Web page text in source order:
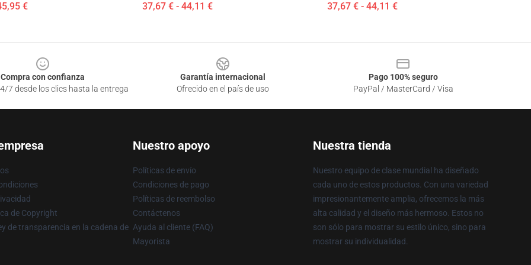
€ 37,67 € - 44,11 € 37,67 € - 44,11 €
Compra con confianza
7 desde los clics hasta la entrega
Garantía internacional
Ofrecido en el país de uso
Pago 100% seguro
PayPal / MasterCard / Visa
de Copyright
de transparencia en la cadena de
Nuestro apoyo
Políticas de envío
Condiciones de pago
Políticas de reembolso
Contáctenos
Ayuda al cliente (FAQ)
Mayorista
Nuestra tienda
Nuestro equipo de clase mundial ha diseñado
cada uno de estos productos. Con una variedad
impresionantemente amplia, ofrecemos la más
alta calidad y el diseño más hermoso. Estos no
son sólo para mostrar su estilo único, sino para
mostrar su individualidad.